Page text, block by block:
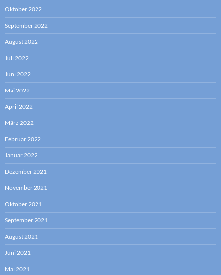
Oktober 2022
September 2022
August 2022
Juli 2022
Juni 2022
Mai 2022
April 2022
März 2022
Februar 2022
Januar 2022
Dezember 2021
November 2021
Oktober 2021
September 2021
August 2021
Juni 2021
Mai 2021